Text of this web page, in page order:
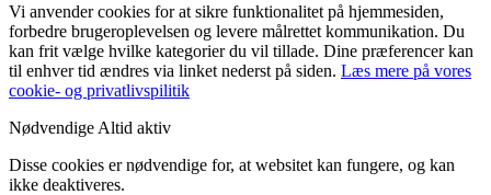
Vi anvender cookies for at sikre funktionalitet på hjemmesiden,
forbedre brugeroplevelsen og levere målrettet kommunikation. Du
kan frit vælge hvilke kategorier du vil tillade. Dine præferencer kan
til enhver tid ændres via linket nederst på siden. Læs mere på vores
cookie- og privatlivspilitik
Nødvendige Altid aktiv
Disse cookies er nødvendige for, at websitet kan fungere, og kan
ikke deaktiveres.